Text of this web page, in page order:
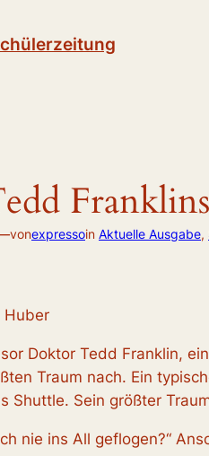
vonexpressoin Aktuelle Ausgabe,
Huber
Doktor Tedd Franklin,
Traum nach. Ein
Shuttle. Sein größter
nie ins All geflogen?“